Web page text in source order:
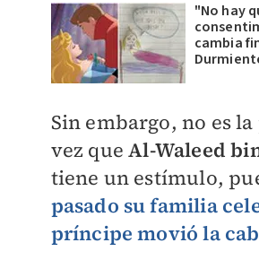
"No hay
cambia
Sin embargo, no es
vez queAl-Waleed
tiene un estímulo,
pasado su familia
príncipe movió la